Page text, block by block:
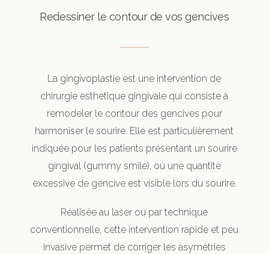
Redessiner le contour de vos gencives
La gingivoplastie est une intervention de
chirurgie esthétique gingivale qui consiste à
remodeler le contour des gencives pour
harmoniser le sourire. Elle est particulièrement
indiquée pour les patients présentant un sourire
gingival (gummy smile), où une quantité
excessive de gencive est visible lors du sourire.
Réalisée au laser ou par technique
conventionnelle, cette intervention rapide et peu
invasive permet de corriger les asymétries